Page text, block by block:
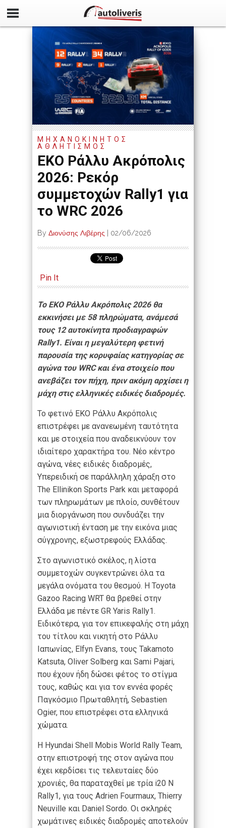
ΜΗΧΑΝΟΚΙΝΗΤΟΣ
ΑΘΛΗΤΙΣΜΟΣ
EKO Ράλλυ Ακρόπολις
2026: Ρεκόρ
συμμετοχών Rally1 για
το WRC 2026
By Διονύσης Λιβέρης 02/06/2026
Pin It
Το EKO Ράλλυ Ακρόπολις 2026 θα
εκκινήσει με 58 πληρώματα, ανάμεσά
τους 12 αυτοκίνητα προδιαγραφών
Rally1. Είναι η μεγαλύτερη φετινή
παρουσία της κορυφαίας κατηγορίας σε
αγώνα του WRC και ένα στοιχείο που
ανεβάζει τον πήχη, πριν ακόμη αρχίσει η
μάχη στις ελληνικές ειδικές διαδρομές.
Το φετινό EKO Ράλλυ Ακρόπολις
επιστρέφει με ανανεωμένη ταυτότητα
και με στοιχεία που αναδεικνύουν τον
ιδιαίτερο χαρακτήρα του. Νέο κέντρο
αγώνα, νέες ειδικές διαδρομές,
Υπερειδική σε παράλληλη χάραξη στο
The Ellinikon Sports Park και μεταφορά
των πληρωμάτων με πλοίο, συνθέτουν
μια διοργάνωση που συνδυάζει την
αγωνιστική ένταση με την εικόνα μιας
σύγχρονης, εξωστρεφούς Ελλάδας.
Στο αγωνιστικό σκέλος, η λίστα
συμμετοχών συγκεντρώνει όλα τα
μεγάλα ονόματα του θεσμού. Η Toyota
Gazoo Racing WRT θα βρεθεί στην
Ελλάδα με πέντε GR Yaris Rally1.
Ειδικότερα, για τον επικεφαλής στη μάχη
του τίτλου και νικητή στο Ράλλυ
Ιαπωνίας, Elfyn Evans, τους Takamoto
Katsuta, Oliver Solberg και Sami Pajari,
που έχουν ήδη δώσει φέτος το στίγμα
τους, καθώς και για τον εννέα φορές
Παγκόσμιο Πρωταθλητή, Sebastien
Ogier, που επιστρέφει στα ελληνικά
χώματα.
Η Hyundai Shell Mobis World Rally Team,
στην επιστροφή της στον αγώνα που
έχει κερδίσει τις τελευταίες δύο
χρονιές, θα παραταχθεί με τρία i20 N
Rally1, για τους Adrien Fourmaux, Thierry
Neuville και Daniel Sordo. Οι σκληρές
χωμάτινες ειδικές διαδρομές αποτελούν